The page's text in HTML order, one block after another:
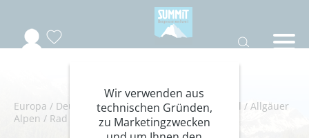
Europa / Deutschland-Österreich/Kleinwalsertal / Allgäuer
Alpen / Rad Fahrtechniktraining
Wir verwenden aus
technischen Gründen,
zu Marketingzwecken